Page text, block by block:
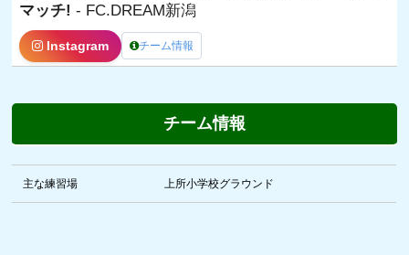
マッチ!- FC.DREAM新潟
Instagram チーム情報
チーム情報
主な練習場 上所小学校グラウンド